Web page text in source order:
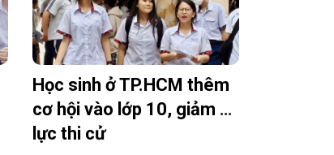
Học sinh ở TP.HCM thêm
cơ hội vào lớp 10, giảm áp
lực thi cử